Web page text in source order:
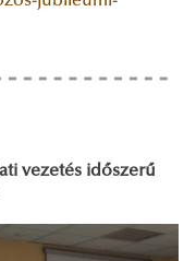
vezetés időszerű